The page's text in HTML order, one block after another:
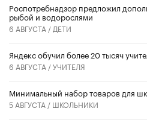
Роспотребнадзор предложил
рыбой и водорослями
6 АВГУСТА / ДЕТИ
​Яндекс обучил более 20 тысяч
6 АВГУСТА /УЧИТЕЛЯ
Минимальный набор товаров для
5 АВГУСТА / ШКОЛЬНИКИ